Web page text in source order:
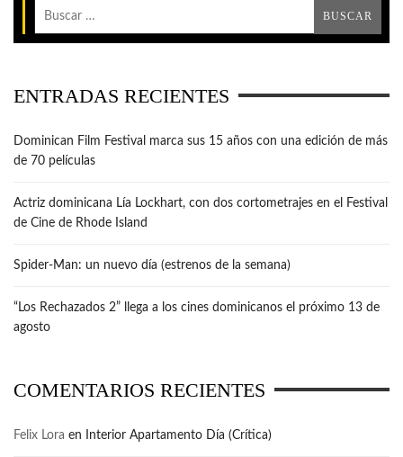
ENTRADAS RECIENTES
Dominican Film Festival marca sus 15 años con una edición de más
de 70 películas
Actriz dominicana Lía Lockhart, con dos cortometrajes en el Festival
de Cine de Rhode Island
Spider-Man: un nuevo día (estrenos de la semana)
“Los Rechazados 2” llega a los cines dominicanos el próximo 13 de
agosto
COMENTARIOS RECIENTES
Felix Lora en Interior Apartamento Día (Crítica)